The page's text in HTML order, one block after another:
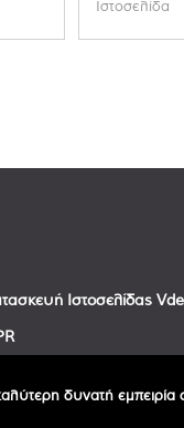
Ιστοσελίδας
δυνατή εμπειρία